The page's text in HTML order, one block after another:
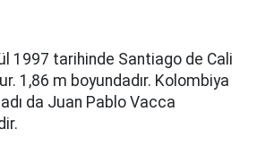
1997 tarihinde Santiago de Cali
1,86 m boyundadır. Kolombiya
da Juan Pablo Vacca